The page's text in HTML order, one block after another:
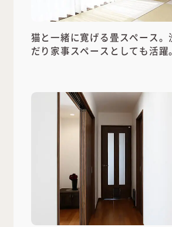
猫と一緒に寛げる畳スペース。
だり家事スペースとしても活躍。